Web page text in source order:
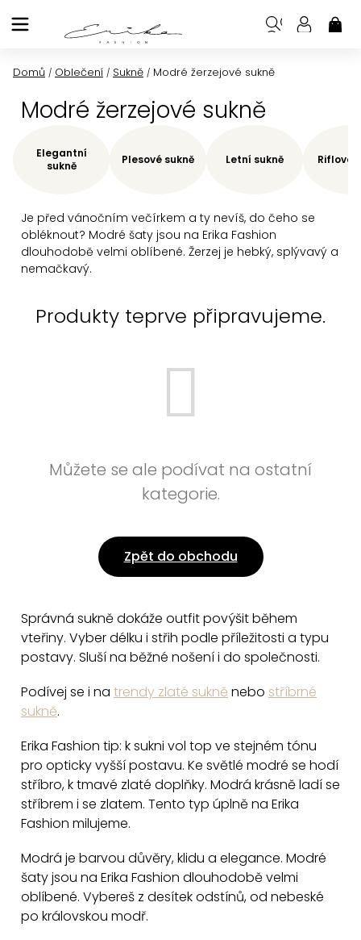
na
Domů / Oblečení / Sukně / Modré žerzejové sukně
Modré žerzejové sukně
Je před vánočním večírkem a ty nevíš, do čeho se
obléknout? Modré šaty jsou na Erika Fashion
dlouhodobě velmi oblíbené. Žerzej je hebký, splývavý a
nemačkavý.
Elegantní
sukně
Plesové sukně Letní sukně Riflové
Produkty teprve připravujeme.
Můžete se ale podívat na ostatní
kategorie.
Zpět do obchodu
Správná sukně dokáže outfit povýšit během
vteřiny. Vyber délku i střih podle příležitosti a typu
postavy. Sluší na běžné nošení i do společnosti.
Podívej se i na trendy zlaté sukně nebo stříbrné
sukně.
Erika Fashion tip: k sukni vol top ve stejném tónu
pro opticky vyšší postavu. Ke světlé modré se hodí
stříbro, k tmavé zlaté doplňky. Modrá krásně ladí se
stříbrem i se zlatem. Tento typ úplně na Erika
Fashion milujeme.
Modrá je barvou důvěry, klidu a elegance. Modré
šaty jsou na Erika Fashion dlouhodobě velmi
oblíbené. Vybereš z desítek odstínů, od nebeské
po královskou modř.